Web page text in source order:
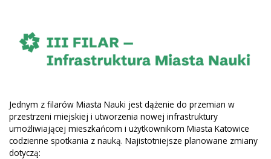
Jednym z filarów Miasta Nauki jest dążenie do przemian w
przestrzeni miejskiej i utworzenia nowej infrastruktury
umożliwiającej mieszkańcom i użytkownikom Miasta Katowice
codzienne spotkania z nauką. Najistotniejsze planowane zmiany
dotyczą: